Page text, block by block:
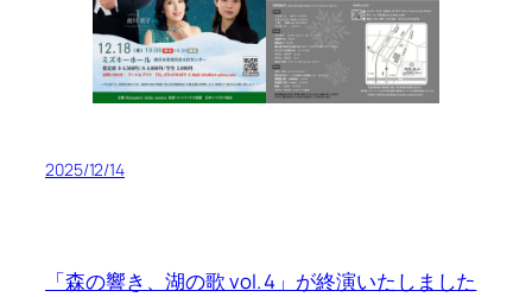
2025/12/14
「森の響き、湖の歌 vol. 4」が終演いたしました